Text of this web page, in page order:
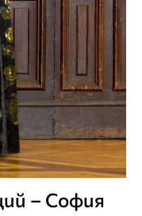
– София